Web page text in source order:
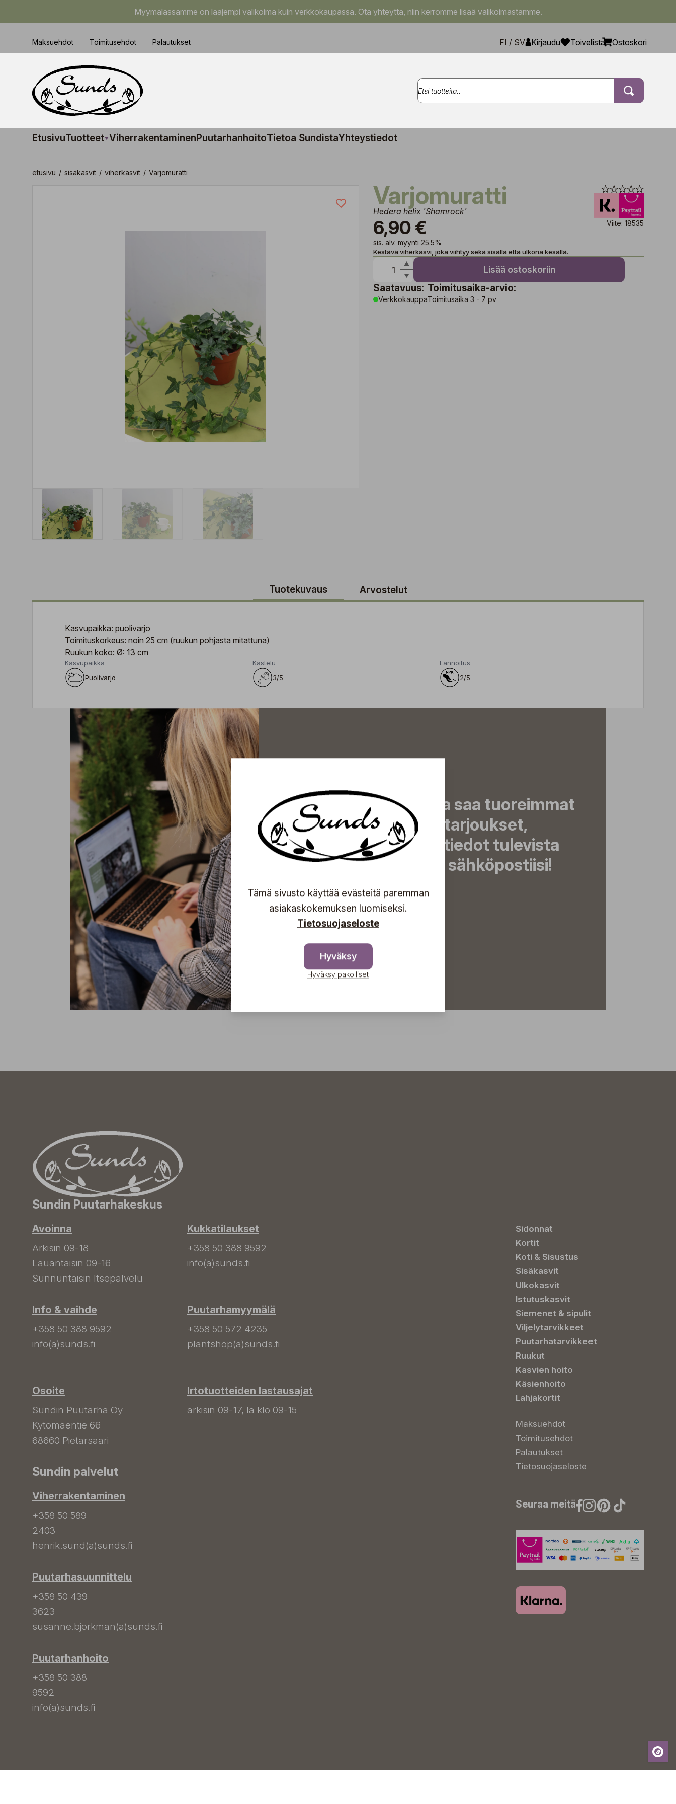
Myymälässämme on laajempi valikoima kuin verkkokaupassa. Ota yhteyttä, niin kerromme lisää valikoimastamme.
Maksuehdot Toimitusehdot Palautukset FI / SV Kirjaudu Toivelista Ostoskori
EtusivuTuotteet ViherrakentaminenPuutarhanhoitoTietoa SundistaYhteystiedot
etusivu / sisäkasvit / viherkasvit / Varjomuratti
Varjomuratti
Hedera helix 'Shamrock'
6,90 €
sis. alv. myynti 25.5%
Viite: 18535
Kestävä viherkasvi, joka viihtyy sekä sisällä että ulkona kesällä.
Lisää ostoskoriin
Saatavuus:
Verkkokauppa
Toimitusaika-arvio:
Toimitusaika 3 - 7 pv
Tuotekuvaus Arvostelut
Kasvupaikka: puolivarjo
Toimituskorkeus: noin 25 cm (ruukun pohjasta mitattuna)
Ruukun koko: Ø: 13 cm
Kasvupaikka
Puolivarjo
Kastelu
3/5
Lannoitus
2/5
Tilaa uutiskirjeemme ja saa tuoreimmat
uutiset, eksklusiiviset tarjoukset,
inspiroivat vinkit sekä tiedot tulevista
tapahtumista suoraan sähköpostiisi!
Tilaa
Sundin Puutarhakeskus
Avoinna
Arkisin 09-18
Lauantaisin 09-16
Sunnuntaisin Itsepalvelu
Info & vaihde
+358 50 388 9592
info(a)sunds.fi
Osoite
Sundin Puutarha Oy
Kytömäentie 66
68660 Pietarsaari
Kukkatilaukset
+358 50 388 9592
info(a)sunds.fi
Puutarhamyymälä
+358 50 572 4235
plantshop(a)sunds.fi
Irtotuotteiden lastausajat
arkisin 09-17, la klo 09-15
Sundin palvelut
Viherrakentaminen
+358 50 589
2403
henrik.sund(a)sunds.fi
Puutarhasuunnittelu
+358 50 439
3623
susanne.bjorkman(a)sunds.fi
Puutarhanhoito
+358 50 388
9592
info(a)sunds.fi
Sidonnat
Kortit
Koti & Sisustus
Sisäkasvit
Ulkokasvit
Istutuskasvit
Siemenet & sipulit
Viljelytarvikkeet
Puutarhatarvikkeet
Ruukut
Kasvien hoito
Käsienhoito
Lahjakortit
Maksuehdot
Toimitusehdot
Palautukset
Tietosuojaseloste
Seuraa meitä
Tämä sivusto käyttää evästeitä paremman
asiakaskokemuksen luomiseksi.
Tietosuojaseloste
Hyväksy
Hyväksy pakolliset